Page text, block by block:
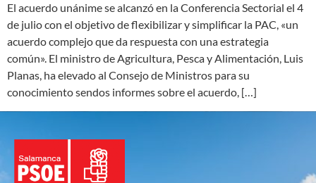
El acuerdo unánime se alcanzó en la Conferencia Sectorial el 4
de julio con el objetivo de flexibilizar y simplificar la PAC, «un
acuerdo complejo que da respuesta con una estrategia
común». El ministro de Agricultura, Pesca y Alimentación, Luis
Planas, ha elevado al Consejo de Ministros para su
conocimiento sendos informes sobre el acuerdo, […]